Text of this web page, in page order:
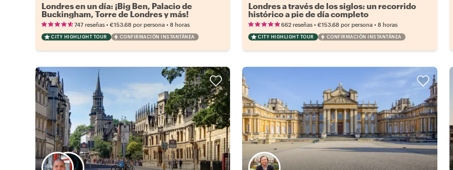
Londres en un día: ¡Big Ben, Palacio de
Buckingham, Torre de Londres y más!
747 reseñas • €153.68 por persona • 8 horas
CITY HIGHLIGHT TOUR CONFIRMACIÓN INSTANTÁNEA
Londres a través de los siglos: un recorrido
histórico a pie de día completo
662 reseñas •€153.68 por persona •8 horas
CITY HIGHLIGHT TOUR CONFIRMACIÓN INSTANTÁNEA